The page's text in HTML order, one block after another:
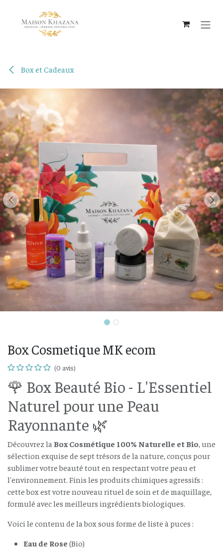
Box et Cadeaux
Box Cosmetique MK ecom
(0 avis)
🌹 Box Beauté Bio - L'Essentiel
Naturel pour une Peau
Rayonnante 🌿
Découvrez la Box Cosmétique 100% Naturelle et Bio, une
sélection exquise de sept trésors de la nature, conçus pour
sublimer votre beauté tout en respectant votre peau et
l'environnement. Finis les produits chimiques agressifs :
cette box est votre nouveau rituel de soin et de maquillage,
formulé avec les meilleurs ingrédients biologiques.
Voici le contenu de la box sous forme de liste à puces :
Eau de Rose (Bio)